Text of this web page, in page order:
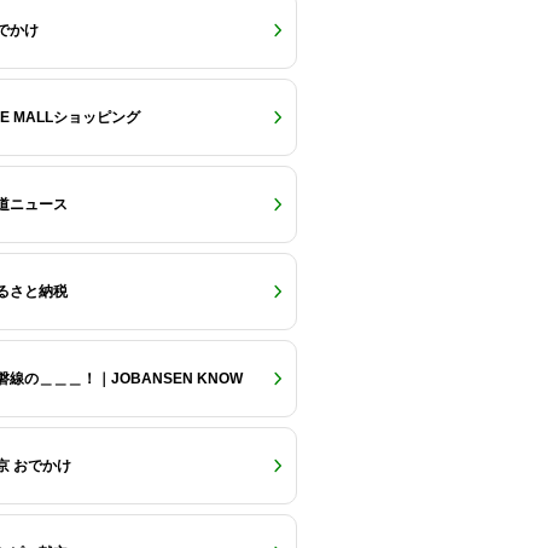
かけ
MALLショッピング
ニュース
さと納税
線の＿＿＿！｜JOBANSEN KNOW
おでかけ